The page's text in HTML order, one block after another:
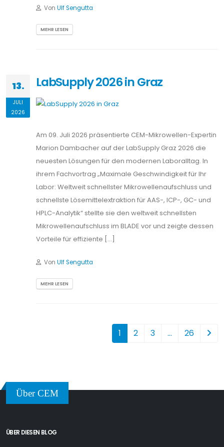
Von Ulf Sengutta
MEHR LESEN
13.
JULI
2026
LabSupply 2026 in Graz
Am 09. Juli 2026 präsentierte CEM-Mikrowellen-Expertin
Marion Dambacher auf der LabSupply Graz 2026 die
neuesten Lösungen für den modernen Laboralltag. In
ihrem Fachvortrag „Maximale Geschwindigkeit für Ihr
Labor: Weltweit schnellster Mikrowellenaufschluss und
schnellste Lösemittelextraktion für AAS-, ICP-, GC- und
HPLC-Analytik“ stellte sie den weltweit schnellsten
Mikrowellenaufschluss im BLADE vor und zeigte dessen
Vorteile für effiziente […]
Von Ulf Sengutta
MEHR LESEN
1 2 3 … 26
Über CEM
ÜBER DIESEN BLOG